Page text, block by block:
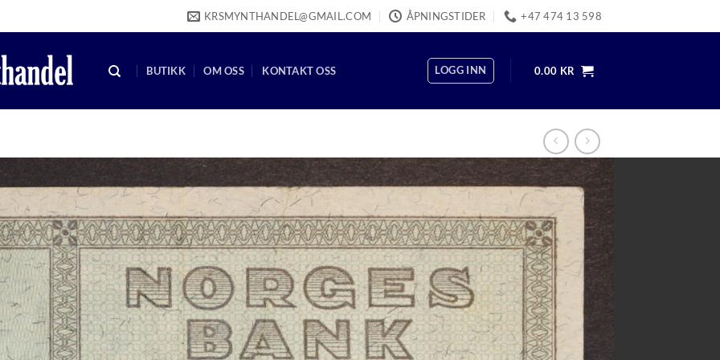
KRSMYNTHANDEL@GMAIL.COM ÅPNINGSTIDER +47 474 13 598
BUTIKK OM OSS KONTAKT OSS LOGG INN 0.00 KR